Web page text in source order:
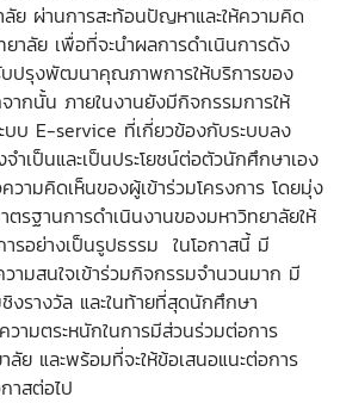
ย ผ่านการสะท้อนปัญหาและให้ความคิด
าลัย เพื่อที่จะนำผลการดำเนินการดัง
บปรุงพัฒนาคุณภาพการให้บริการของ
กนั้น ภายในงานยังมีกิจกรรมการให้
บบ E-service ที่เกี่ยวข้องกับระบบลง
ำเป็นและเป็นประโยชน์ต่อตัวนักศึกษาเอง
วามคิดเห็นของผู้เข้าร่วมโครงการ โดยมุ่ง
ตรฐานการดำเนินงานของมหาวิทยาลัยให้
รอย่างเป็นรูปธรรม ในโอกาสนี้ มี
ามสนใจเข้าร่วมกิจกรรมจำนวนมาก มี
รางวัล และในท้ายที่สุดนักศึกษา
วามตระหนักในการมีส่วนร่วมต่อการ
ย และพร้อมที่จะให้ข้อเสนอแนะต่อการ
กาสต่อไป